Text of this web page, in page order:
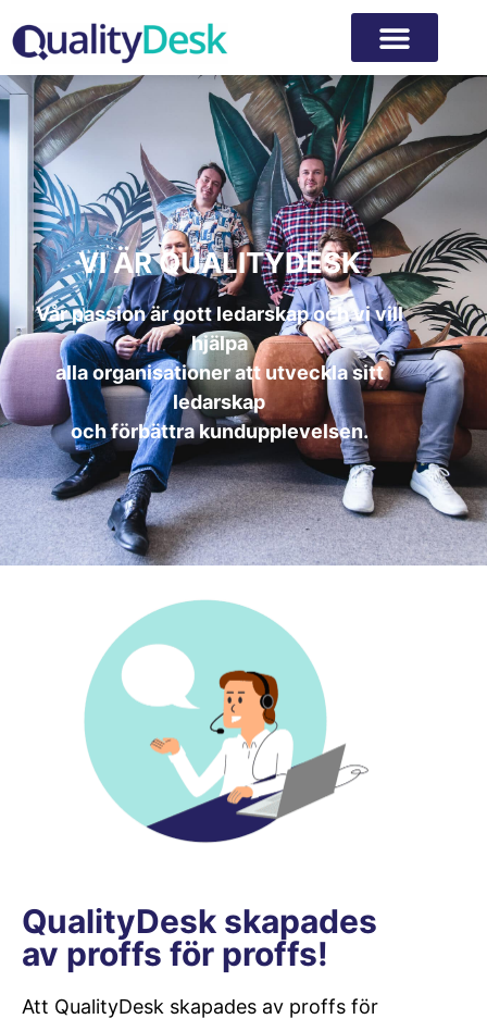
VI ÄR QUALITYDESK
Vår passion är gott ledarskap och vi vill
hjälpa
alla organisationer att utveckla sitt
ledarskap
och förbättra kundupplevelsen.
QualityDesk skapades
av proffs för proffs!
Att QualityDesk skapades av proffs för